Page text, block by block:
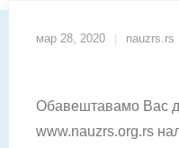
мар 28, 2020 nauzrs.rs
Обавештавамо Вас
www.nauzrs.org.rs